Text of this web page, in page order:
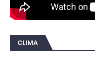
CLIMA